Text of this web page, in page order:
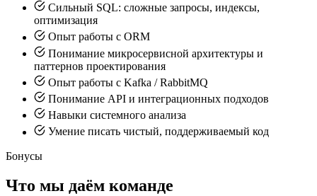
Сильный SQL: сложные запросы, индексы,
оптимизация
Опыт работы с ORM
Понимание микросервисной архитектуры и
паттернов проектирования
Опыт работы с Kafka / RabbitMQ
Понимание API и интеграционных подходов
Навыки системного анализа
Умение писать чистый, поддерживаемый код
Бонусы
Что мы даём команде